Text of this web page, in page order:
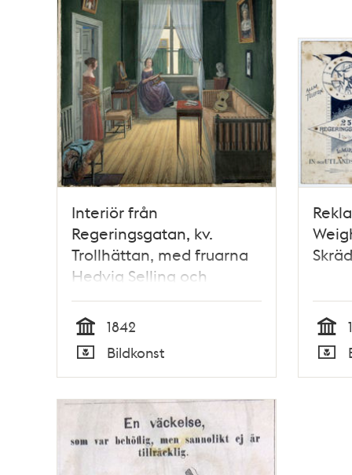
Interiör från
Regeringsgatan, kv.
Trollhättan, med fruarna
Hedvig Selling och
Mathilda Köhler
Tid
1842
Typ
Bildkonst Tid
Typ